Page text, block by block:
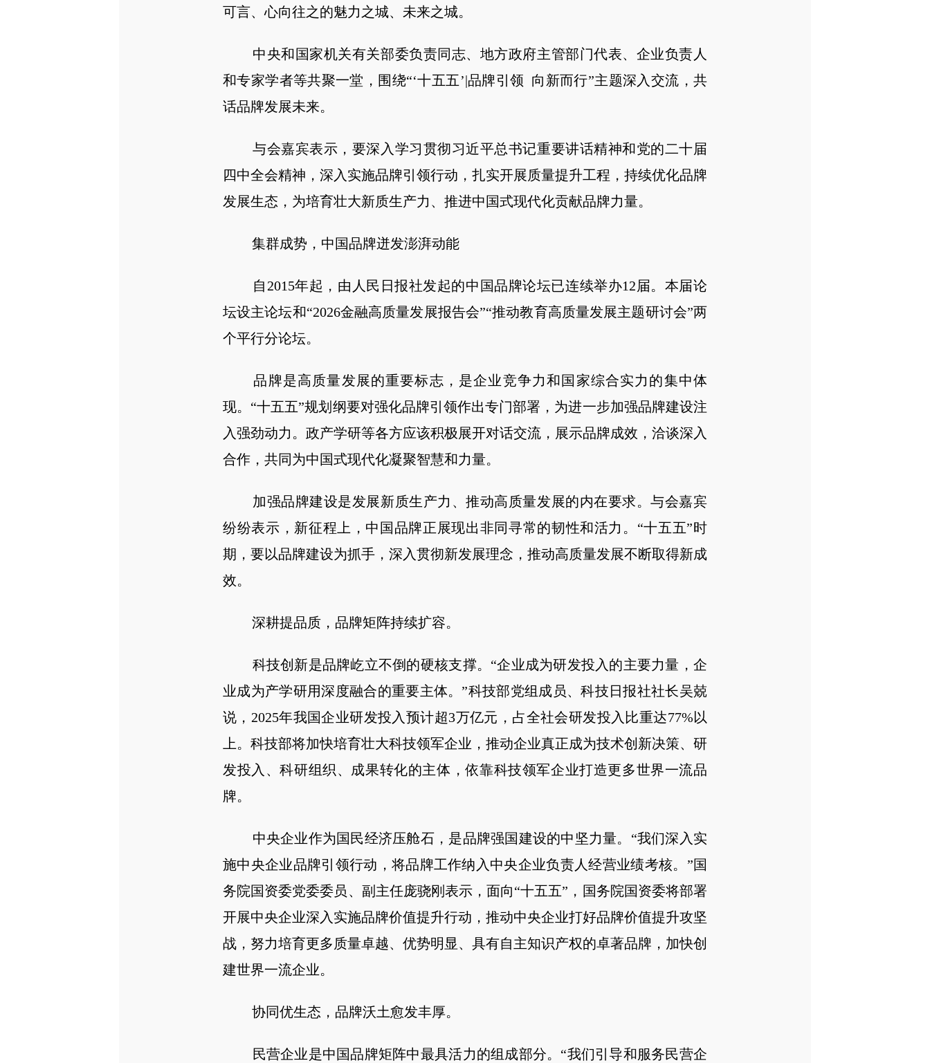
可言、心向往之的魅力之城、未来之城。
中央和国家机关有关部委负责同志、地方政府主管部门代表、企业负责人
和专家学者等共聚一堂，围绕“‘十五五’|品牌引领 向新而行”主题深入交流，共
话品牌发展未来。
与会嘉宾表示，要深入学习贯彻习近平总书记重要讲话精神和党的二十届
四中全会精神，深入实施品牌引领行动，扎实开展质量提升工程，持续优化品牌
发展生态，为培育壮大新质生产力、推进中国式现代化贡献品牌力量。
集群成势，中国品牌迸发澎湃动能
自2015年起，由人民日报社发起的中国品牌论坛已连续举办12届。本届论
坛设主论坛和“2026金融高质量发展报告会”“推动教育高质量发展主题研讨会”两
个平行分论坛。
品牌是高质量发展的重要标志，是企业竞争力和国家综合实力的集中体
现。“十五五”规划纲要对强化品牌引领作出专门部署，为进一步加强品牌建设注
入强劲动力。政产学研等各方应该积极展开对话交流，展示品牌成效，洽谈深入
合作，共同为中国式现代化凝聚智慧和力量。
加强品牌建设是发展新质生产力、推动高质量发展的内在要求。与会嘉宾
纷纷表示，新征程上，中国品牌正展现出非同寻常的韧性和活力。“十五五”时
期，要以品牌建设为抓手，深入贯彻新发展理念，推动高质量发展不断取得新成
效。
深耕提品质，品牌矩阵持续扩容。
科技创新是品牌屹立不倒的硬核支撑。“企业成为研发投入的主要力量，企
业成为产学研用深度融合的重要主体。”科技部党组成员、科技日报社社长吴兢
说，2025年我国企业研发投入预计超3万亿元，占全社会研发投入比重达77%以
上。科技部将加快培育壮大科技领军企业，推动企业真正成为技术创新决策、研
发投入、科研组织、成果转化的主体，依靠科技领军企业打造更多世界一流品
牌。
中央企业作为国民经济压舱石，是品牌强国建设的中坚力量。“我们深入实
施中央企业品牌引领行动，将品牌工作纳入中央企业负责人经营业绩考核。”国
务院国资委党委委员、副主任庞骁刚表示，面向“十五五”，国务院国资委将部署
开展中央企业深入实施品牌价值提升行动，推动中央企业打好品牌价值提升攻坚
战，努力培育更多质量卓越、优势明显、具有自主知识产权的卓著品牌，加快创
建世界一流企业。
协同优生态，品牌沃土愈发丰厚。
民营企业是中国品牌矩阵中最具活力的组成部分。“我们引导和服务民营企